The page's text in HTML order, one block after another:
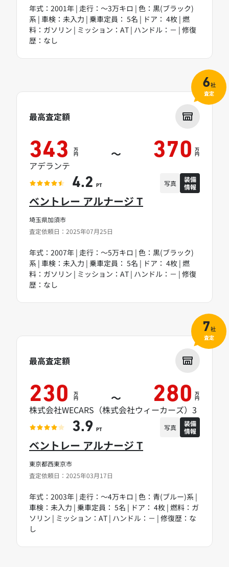
年式：2001年 | 走行：～3万キロ | 色：黒(ブラック)
系 | 車検：未入力 | 乗車定員： 5名 | ドア： 4枚 | 燃
料：ガソリン | ミッション：AT | ハンドル：－ | 修復
歴：なし
埼玉県加須市
査定依頼日：2025年07月25日
ベントレー アルナージ T
年式：2007年 | 走行：～5万キロ | 色：黒(ブラック)
系 | 車検：未入力 | 乗車定員： 5名 | ドア： 4枚 | 燃
料：ガソリン | ミッション：AT | ハンドル：－ | 修復
歴：なし
最高査定額
343 万
円 ～ 370 万
円
アデランテ
4.2 PT 写真
装備
情報
6社
査定
東京都西東京市
査定依頼日：2025年03月17日
ベントレー アルナージ T
年式：2003年 | 走行：～4万キロ | 色：青(ブルー)系 |
車検：未入力 | 乗車定員： 5名 | ドア： 4枚 | 燃料：ガ
ソリン | ミッション：AT | ハンドル：－ | 修復歴：な
し
最高査定額
230 万
円 ～ 280 万
円
株式会社WECARS（株式会社ウィーカーズ）3
3.9 PT 写真
装備
情報
7社
査定